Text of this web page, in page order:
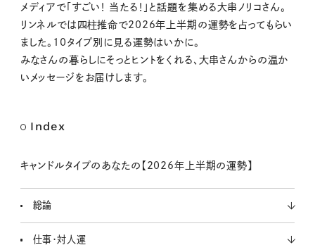
M
t
メディアで「すごい！ 当たる！」と話題を集める大串ノリコさん。
リンネルでは四柱推命で2026年上半期の運勢を占ってもらい
ました。10タイプ別に見る運勢はいかに。
みなさんの暮らしにそっとヒントをくれる、大串さんからの温か
いメッセージをお届けします。
Index
キャンドルタイプのあなたの【2026年上半期の運勢】
総論
仕事・対人運